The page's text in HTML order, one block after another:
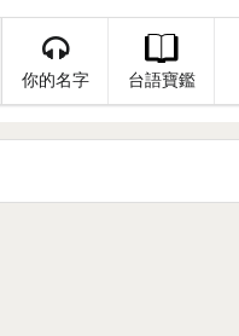
你的名字 台語寶鑑